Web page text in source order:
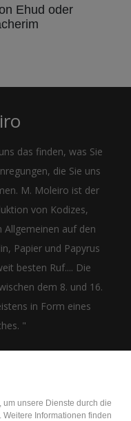
Ehud oder
das finden, was Sie
die Sie uns
M. Moleiro ist der
von Kodizes,
Allgemeinen auf den
Papier und Papyrus
besten Ruf.... Die
dem 8. und 16.
in Form eines
"
unsere Dienste durch die
Informationen finden